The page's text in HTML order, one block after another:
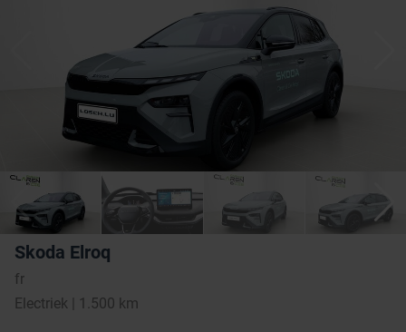
Skoda Elroq
fr
Electriek | 1.500 km